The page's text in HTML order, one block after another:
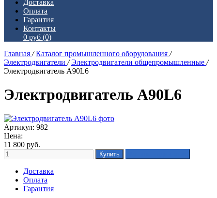
Доставка
Оплата
Гарантия
Контакты
0 руб (0)
Главная / Каталог промышленного оборудования /
Электродвигатели / Электродвигатели общепромышленные /
Электродвигатель А90L6
Электродвигатель А90L6
Артикул: 982
Цена:
11 800 руб.
Доставка
Оплата
Гарантия